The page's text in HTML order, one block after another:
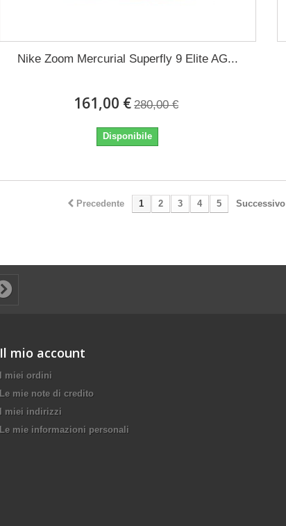
Nike Zoom Mercurial Superfly 9 Elite AG...
161,00 € 280,00 €
Disponibile
Precedente 1 2 3 4 5 Successivo
Il mio account
I miei ordini
Le mie note di credito
I miei indirizzi
Le mie informazioni personali